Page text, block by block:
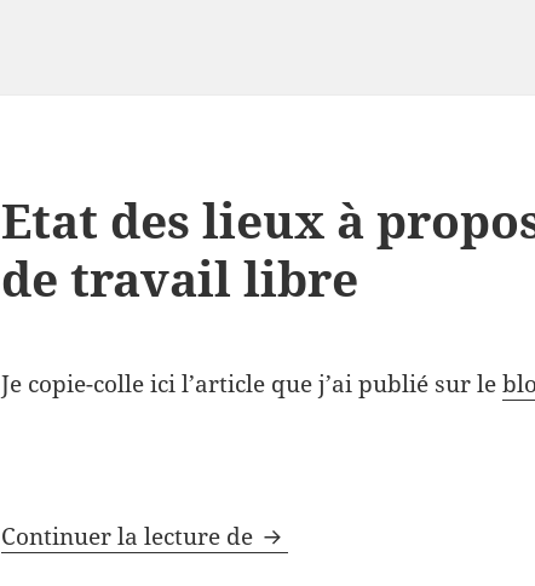
Etat des lieux à
de travail libre
Je copie-colle ici l’article que j’ai publié sur le
Continuer la lecture de Etat des lieux à propos